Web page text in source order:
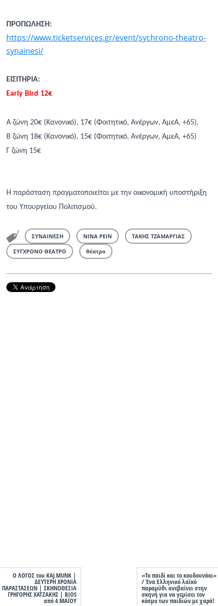
ΠΡΟΠΩΛΗΣΗ:
https://www.ticketservices.gr/event/sychrono-theatro-
synainesi/
ΕΙΣΙΤΗΡΙΑ:
Early Bird 12€
Α ζώνη 20€ (Κανονικό), 17€ (Φοιτητικό, Ανέργων, ΑμεΑ, +65),
Β ζώνη 18€ (Κανονικό), 15€ (Φοιτητικό, Ανέργων, ΑμεΑ, +65)
Γ ζώνη 15€
Η παράσταση πραγματοποιείται με την οικονομική υποστήριξη
του Υπουργείου Πολιτισμού.
ΣΥΝΑΙΝΕΣΗ ΝΙΝΑ ΡΕΙΝ ΤΑΚΗΣ ΤΖΑΜΑΡΓΙΑΣ
ΣΥΓΧΡΟΝΟ ΘΕΑΤΡΟ θέατρο
Ο ΛΟΓΟΣ του KAJ MUNK |
ΔΕΥΤΕΡΗ ΧΡΟΝΙΑ
ΠΑΡΑΣΤΑΣΕΩΝ | ΣΚΗΝΟΘΕΣΙΑ
ΓΡΗΓΟΡΗΣ ΧΑΤΖΑΚΗΣ | BIOS
από 4 ΜΑΪΟΥ
«Το παιδί και το κουδουνάκι»
/ Ένα Ελληνικό λαϊκό
παραμύθι ανεβαίνει στην
σκηνή για να γεμίσει τον
κόσμο των παιδιών με χαρά!